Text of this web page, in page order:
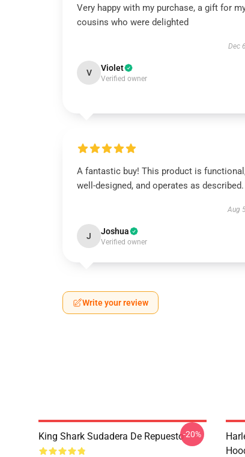
Very happy with my purchase, a gift for
cousins who were delighted
Dec
V Violet
Verified owner
A fantastic buy! This product is
well-designed, and operates as described.
Aug
J Joshua
Verified owner
Write your review
King Shark Sudadera De Repuesto-20%